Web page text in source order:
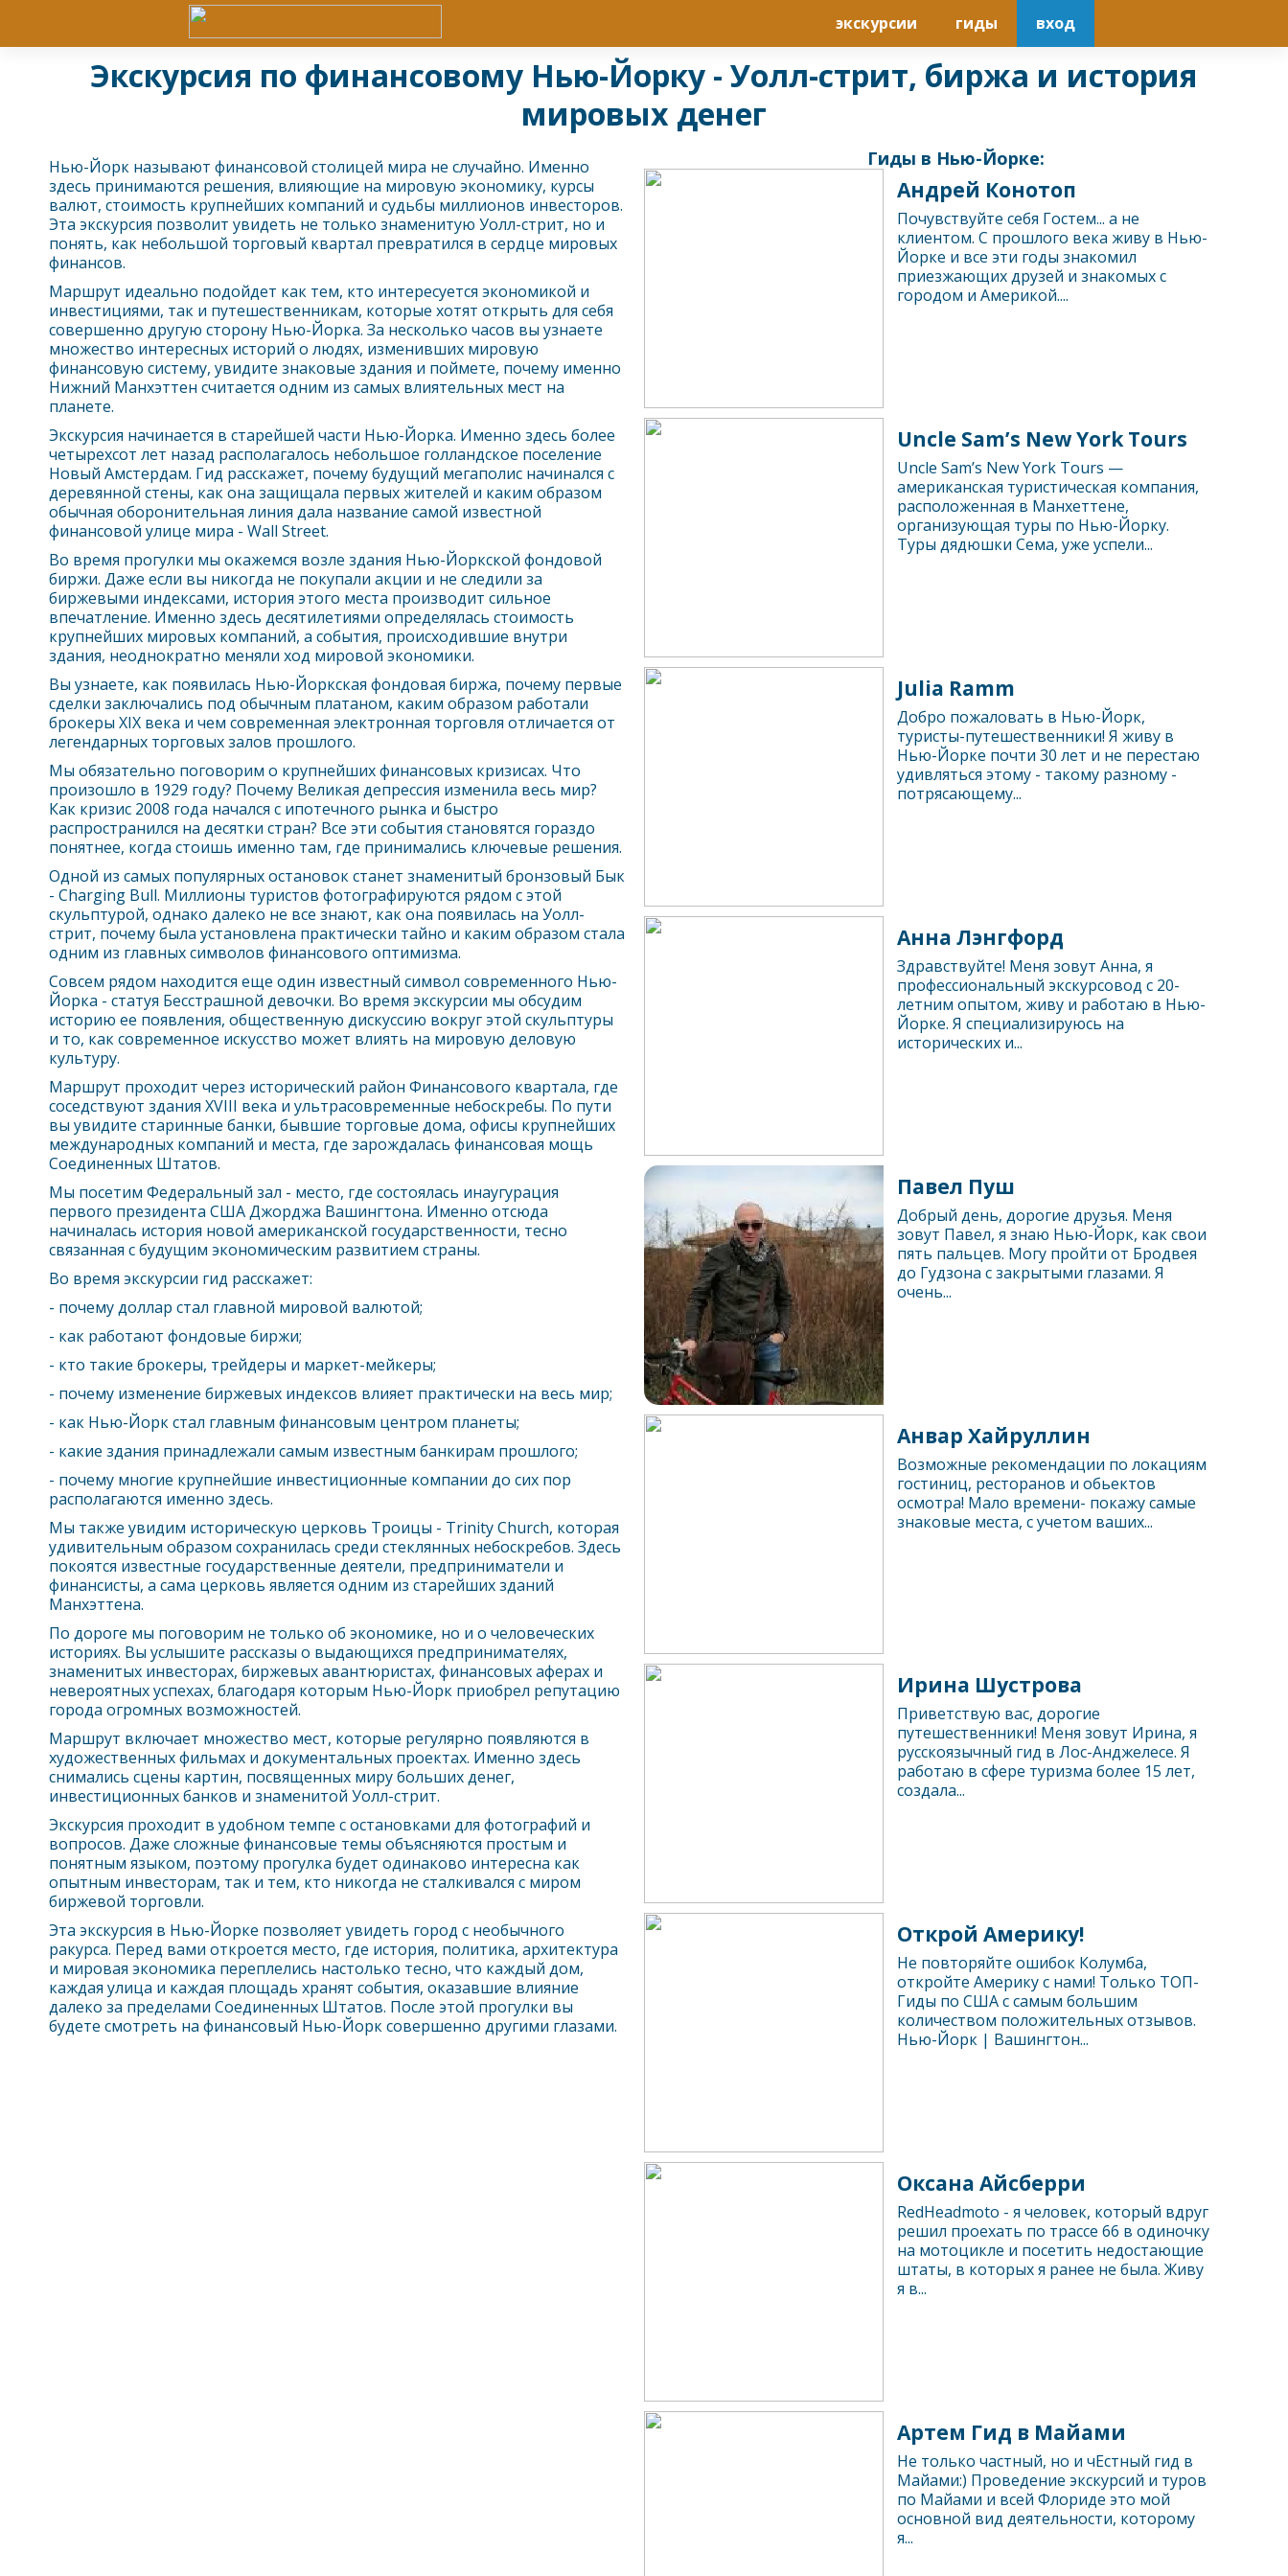
экскурсии гиды вход
Экскурсия по финансовому Нью-Йорку - Уолл-стрит, биржа и история
мировых денег
Нью-Йоркназывают финансовой столицей мира не случайно. Именно
здесь принимаются решения, влияющие на мировую экономику, курсы
валют, стоимость крупнейших компаний и судьбы миллионов инвесторов.
Эта экскурсия позволит увидеть не только знаменитую Уолл-стрит, но и
понять, как небольшой торговый квартал превратился в сердце мировых
финансов.
Маршрут идеально подойдет как тем, кто интересуется экономикой и
инвестициями, так и путешественникам, которые хотят открыть для себя
совершенно другую сторону Нью-Йорка. За несколько часов вы узнаете
множество интересных историй о людях, изменивших мировую
финансовую систему, увидите знаковые здания и поймете, почему именно
Нижний Манхэттен считается одним из самых влиятельных мест на
планете.
Экскурсия начинается в старейшей части Нью-Йорка. Именно здесь более
четырехсот лет назад располагалось небольшое голландское поселение
Новый Амстердам. Гид расскажет, почему будущий мегаполис начинался с
деревянной стены, как она защищала первых жителей и каким образом
обычная оборонительная линия дала название самой известной
финансовой улице мира - Wall Street.
Во время прогулки мы окажемся возле здания Нью-Йоркской фондовой
биржи. Даже если вы никогда не покупали акции и не следили за
биржевыми индексами, история этого места производит сильное
впечатление. Именно здесь десятилетиями определялась стоимость
крупнейших мировых компаний, а события, происходившие внутри
здания, неоднократно меняли ход мировой экономики.
Вы узнаете, как появилась Нью-Йоркская фондовая биржа, почему первые
сделки заключались под обычным платаном, каким образом работали
брокеры XIX века и чем современная электронная торговля отличается от
легендарных торговых залов прошлого.
Мы обязательно поговорим о крупнейших финансовых кризисах. Что
произошло в 1929 году? Почему Великая депрессия изменила весь мир?
Как кризис 2008 года начался с ипотечного рынка и быстро
распространился на десятки стран? Все эти события становятся гораздо
понятнее, когда стоишь именно там, где принимались ключевые решения.
Одной из самых популярных остановок станет знаменитый бронзовый Бык
- Charging Bull. Миллионы туристов фотографируются рядом с этой
скульптурой, однако далеко не все знают, как она появилась на Уолл-
стрит, почему была установлена практически тайно и каким образом стала
одним из главных символов финансового оптимизма.
Совсем рядом находится еще один известный символ современного Нью-
Йорка - статуя Бесстрашной девочки. Во время экскурсии мы обсудим
историю ее появления, общественную дискуссию вокруг этой скульптуры
и то, как современное искусство может влиять на мировую деловую
культуру.
Маршрут проходит через исторический район Финансового квартала, где
соседствуют здания XVIII века и ультрасовременные небоскребы. По пути
вы увидите старинные банки, бывшие торговые дома, офисы крупнейших
международных компаний и места, где зарождалась финансовая мощь
Соединенных Штатов.
Мы посетим Федеральный зал - место, где состоялась инаугурация
первого президента США Джорджа Вашингтона. Именно отсюда
начиналась история новой американской государственности, тесно
связанная с будущим экономическим развитием страны.
Во время экскурсии гид расскажет:
- почему доллар стал главной мировой валютой;
- как работают фондовые биржи;
- кто такие брокеры, трейдеры и маркет-мейкеры;
- почему изменение биржевых индексов влияет практически на весь мир;
- как Нью-Йоркстал главным финансовым центром планеты;
- какие здания принадлежали самым известным банкирам прошлого;
- почему многие крупнейшие инвестиционные компании до сих пор
располагаются именно здесь.
Мы также увидим историческую церковь Троицы - Trinity Church, которая
удивительным образом сохранилась среди стеклянных небоскребов. Здесь
покоятся известные государственные деятели, предприниматели и
финансисты, а сама церковь является одним из старейших зданий
Манхэттена.
По дороге мы поговорим не только об экономике, но и о человеческих
историях. Вы услышите рассказы о выдающихся предпринимателях,
знаменитых инвесторах, биржевых авантюристах, финансовых аферах и
невероятных успехах, благодаря которым Нью-Йоркприобрел репутацию
города огромных возможностей.
Маршрут включает множество мест, которые регулярно появляются в
художественных фильмах и документальных проектах. Именно здесь
снимались сцены картин, посвященных миру больших денег,
инвестиционных банков и знаменитой Уолл-стрит.
Экскурсия проходит в удобном темпе с остановками для фотографий и
вопросов. Даже сложные финансовые темы объясняются простым и
понятным языком, поэтому прогулка будет одинаково интересна как
опытным инвесторам, так и тем, кто никогда не сталкивался с миром
биржевой торговли.
Эта экскурсия в Нью-Йорке позволяет увидеть город с необычного
ракурса. Перед вами откроется место, где история, политика, архитектура
и мировая экономика переплелись настолько тесно, что каждый дом,
каждая улица и каждая площадь хранят события, оказавшие влияние
далеко за пределами Соединенных Штатов. После этой прогулки вы
будете смотреть на финансовый Нью-Йорксовершенно другими глазами.
Гиды в Нью-Йорке:
Андрей Конотоп
Почувствуйте себя Гостем... а не
клиентом. С прошлого века живу в Нью-
Йорке и все эти годы знакомил
приезжающих друзей и знакомых с
городом и Америкой....
Uncle Sam’s New York Tours
Uncle Sam’s New York Tours —
американская туристическая компания,
расположенная в Манхеттене,
организующая туры по Нью-Йорку.
Туры дядюшки Сема, уже успели...
Julia Ramm
Добро пожаловать в Нью-Йорк,
туристы-путешественники! Я живу в
Нью-Йорке почти 30 лет и не перестаю
удивляться этому - такому разному -
потрясающему...
Анна Лэнгфорд
Здравствуйте! Меня зовут Анна, я
профессиональный экскурсовод с 20-
летним опытом, живу и работаю в Нью-
Йорке. Я специализируюсь на
исторических и...
Павел Пуш
Добрый день, дорогие друзья. Меня
зовут Павел, я знаю Нью-Йорк, как свои
пять пальцев. Могу пройти от Бродвея
до Гудзона с закрытыми глазами. Я
очень...
Анвар Хайруллин
Возможные рекомендации по локациям
гостиниц, ресторанов и обьектов
осмотра! Мало времени- покажу самые
знаковые места, с учетом ваших...
Ирина Шустрова
Приветствую вас, дорогие
путешественники! Меня зовут Ирина, я
русскоязычный гид в Лос-Анджелесе. Я
работаю в сфере туризма более 15 лет,
создала...
Открой Америку!
Не повторяйте ошибок Колумба,
откройте Америку с нами! Только ТОП-
Гиды по США с самым большим
количеством положительных отзывов.
Нью-Йорк | Вашингтон...
Оксана Айсберри
RedHeadmoto - я человек, который вдруг
решил проехать по трассе 66 в одиночку
на мотоцикле и посетить недостающие
штаты, в которых я ранее не была. Живу
я в...
Артем Гид в Майами
Не только частный, но и чЕстный гид в
Майами:) Проведение экскурсий и туров
по Майами и всей Флориде это мой
основной вид деятельности, которому
я...